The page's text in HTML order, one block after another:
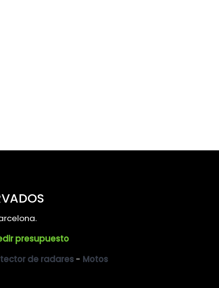
presupuesto
de radares - Motos